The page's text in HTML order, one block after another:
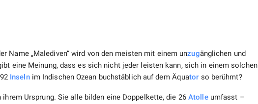
Name „Malediven“ wird von den meisten mit einem unzugänglichen und
eine Meinung, dass es sich nicht jeder leisten kann, sich in einem solchen
Inselnim Indischen Ozean buchstäblich auf dem Äquator so berühmt?
Ursprung. Sie alle bilden eine Doppelkette, die 26 Atolleumfasst –